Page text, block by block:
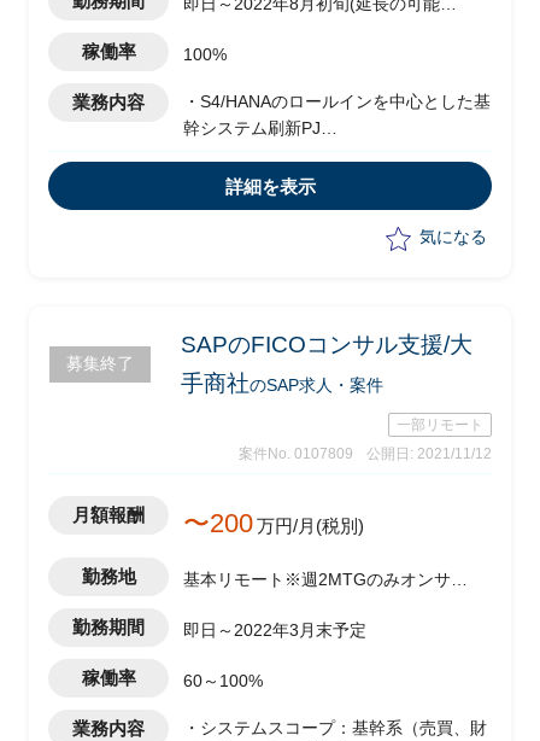
稼働率 100%
業務内容
・S4/HANAのロールインを中心とした基
幹システム刷新PJ
ーム間の調整
・プロパーメンバーと連携したPMO全般
詳細を表示
気になる
募集終了
SAPのFICOコンサル支援/大
手商社のSAP求人・案件
一部リモート
案件No. 0107809
公開日: 2021/11/12
月額報酬 〜200万円/月(税別)
勤務地
基本リモート※週2MTGのみオンサイ
勤務期間 即日～2022年3月末予定
稼働率 60～100%
業務内容
・システムスコープ：基幹系（売買、財